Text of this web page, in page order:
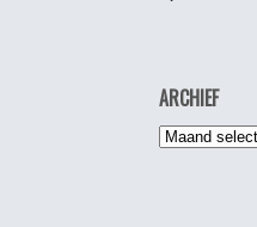
ARCHIEF
Archief